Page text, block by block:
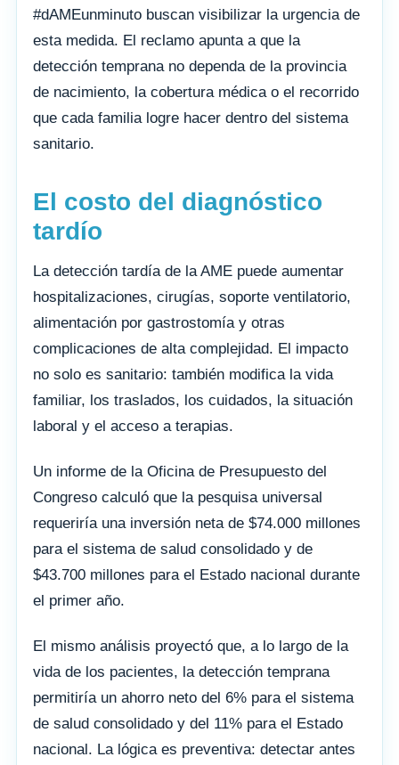
#dAMEunminuto buscan visibilizar la urgencia de
esta medida. El reclamo apunta a que la
detección temprana no dependa de la provincia
de nacimiento, la cobertura médica o el recorrido
que cada familia logre hacer dentro del sistema
sanitario.
El costo del diagnóstico
tardío
La detección tardía de la AME puede aumentar
hospitalizaciones, cirugías, soporte ventilatorio,
alimentación por gastrostomía y otras
complicaciones de alta complejidad. El impacto
no solo es sanitario: también modifica la vida
familiar, los traslados, los cuidados, la situación
laboral y el acceso a terapias.
Un informe de la Oficina de Presupuesto del
Congreso calculó que la pesquisa universal
requeriría una inversión neta de $74.000 millones
para el sistema de salud consolidado y de
$43.700 millones para el Estado nacional durante
el primer año.
El mismo análisis proyectó que, a lo largo de la
vida de los pacientes, la detección temprana
permitiría un ahorro neto del 6% para el sistema
de salud consolidado y del 11% para el Estado
nacional. La lógica es preventiva: detectar antes